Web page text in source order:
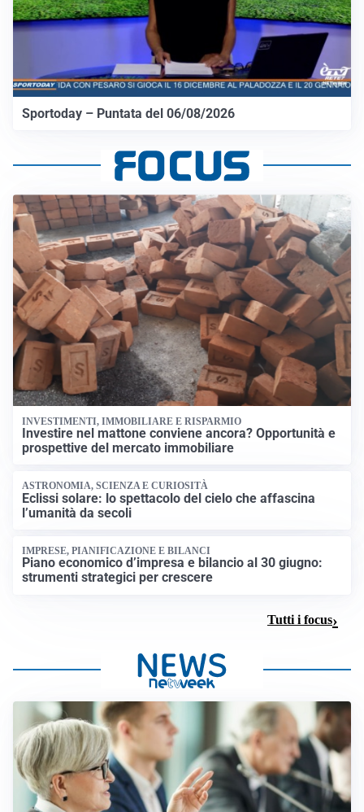
Sportoday – Puntata del 06/08/2026
INVESTIMENTI, IMMOBILIARE E RISPARMIO
Investire nel mattone conviene ancora? Opportunità e
prospettive del mercato immobiliare
ASTRONOMIA, SCIENZA E CURIOSITÀ
Eclissi solare: lo spettacolo del cielo che affascina
l’umanità da secoli
IMPRESE, PIANIFICAZIONE E BILANCI
Piano economico d’impresa e bilancio al 30 giugno:
strumenti strategici per crescere
Tutti i focus